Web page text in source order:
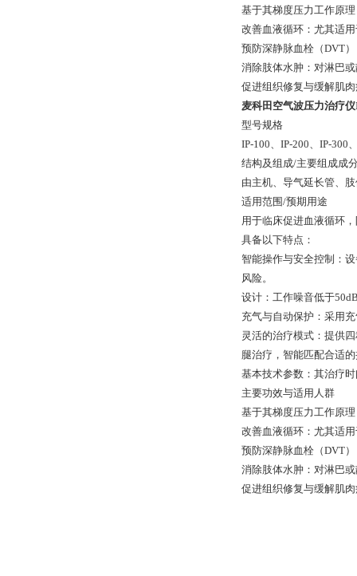
基于其梯度压力工作原
改善血液循环：尤其适
预防深静脉血栓（DVT
消除肢体水肿：对淋巴
促进组织修复与缓解肌
麦科田空气波压力治疗
型号规格
IP-100、IP-200、IP-300
结构及组成/主要组成成
由主机、导气延长管、
适用范围/预期用途
用于临床促进血液循环
具备以下特点：
智能操作与安全控制：
风险。
设计：工作噪音低于
充气与自动保护：采用
灵活的治疗模式：提供
腿治疗，智能匹配合适
基本技术参数：其治疗
主要功效与适用人群
基于其梯度压力工作原
改善血液循环：尤其适
预防深静脉血栓（DVT
消除肢体水肿：对淋巴
促进组织修复与缓解肌